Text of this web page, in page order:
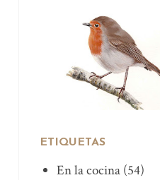
ETIQUETAS
En la cocina (54)